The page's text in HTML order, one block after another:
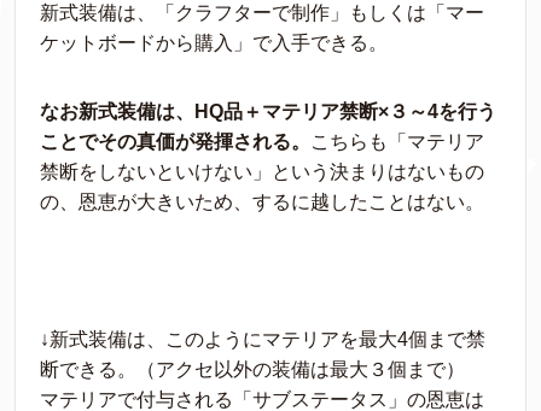
新式装備は、「クラフターで制作」もしくは「マー
ケットボードから購入」で入手できる。
なお新式装備は、HQ品＋マテリア禁断×３～4を行う
ことでその真価が発揮される。
こちらも「マテリア
禁断をしないといけない」という決まりはないもの
の、恩恵が大きいため、するに越したことはない。
↓新式装備は、このようにマテリアを最大4個まで禁
断できる。（アクセ以外の装備は最大３個まで）
マテリアで付与される「サブステータス」の恩恵は